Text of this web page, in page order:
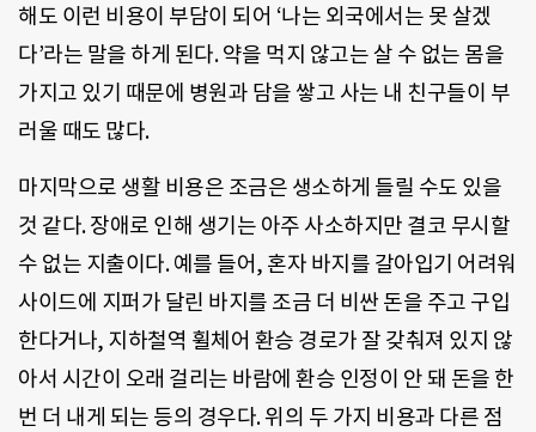
해도 이런 비용이 부담이 되어 ‘나는 외국에서는 못 살겠
다’라는 말을 하게 된다. 약을 먹지 않고는 살 수 없는 몸을
가지고 있기 때문에 병원과 담을 쌓고 사는 내 친구들이 부
러울 때도 많다.
마지막으로 생활 비용은 조금은 생소하게 들릴 수도 있을
것 같다. 장애로 인해 생기는 아주 사소하지만 결코 무시할
수 없는 지출이다. 예를 들어, 혼자 바지를 갈아입기 어려워
사이드에 지퍼가 달린 바지를 조금 더 비싼 돈을 주고 구입
한다거나, 지하철역 휠체어 환승 경로가 잘 갖춰져 있지 않
아서 시간이 오래 걸리는 바람에 환승 인정이 안 돼 돈을 한
번 더 내게 되는 등의 경우다. 위의 두 가지 비용과 다른 점